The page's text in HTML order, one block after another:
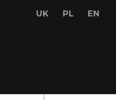
UK PL EN